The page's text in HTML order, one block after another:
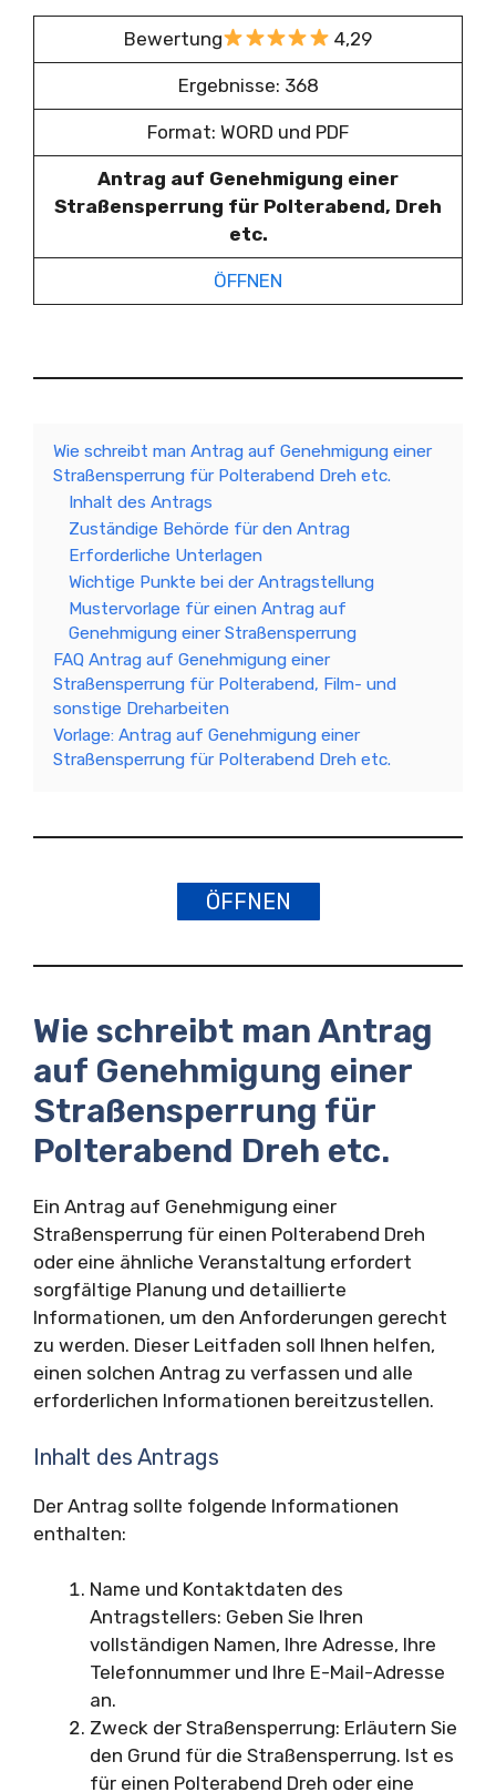
Bewertung 4,29
Ergebnisse: 368
Format: WORD und PDF
Antrag auf Genehmigung einer
Straßensperrung für Polterabend, Dreh
etc.
ÖFFNEN
Wie schreibt man Antrag auf Genehmigung einer
Straßensperrung für Polterabend Dreh etc.
Inhalt des Antrags
Zuständige Behörde für den Antrag
Erforderliche Unterlagen
Wichtige Punkte bei der Antragstellung
Mustervorlage für einen Antrag auf
Genehmigung einer Straßensperrung
FAQ Antrag auf Genehmigung einer
Straßensperrung für Polterabend, Film- und
sonstige Dreharbeiten
Vorlage: Antrag auf Genehmigung einer
Straßensperrung für Polterabend Dreh etc.
ÖFFNEN
Wie schreibt man Antrag
auf Genehmigung einer
Straßensperrung für
Polterabend Dreh etc.
Ein Antrag auf Genehmigung einer
Straßensperrung für einen Polterabend Dreh
oder eine ähnliche Veranstaltung erfordert
sorgfältige Planung und detaillierte
Informationen, um den Anforderungen gerecht
zu werden. Dieser Leitfaden soll Ihnen helfen,
einen solchen Antrag zu verfassen und alle
erforderlichen Informationen bereitzustellen.
Inhalt des Antrags
Der Antrag sollte folgende Informationen
enthalten:
Name und Kontaktdaten des
Antragstellers: Geben Sie Ihren
vollständigen Namen, Ihre Adresse, Ihre
Telefonnummer und Ihre E-Mail-Adresse
an.
Zweck der Straßensperrung: Erläutern Sie
den Grund für die Straßensperrung. Ist es
für einen Polterabend Dreh oder eine